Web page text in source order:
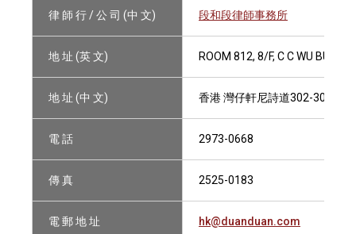
律 師 行 / 公 司 (中 文) 段和段律師事務所
地 址 (英 文) ROOM 812, 8/F, C C WU
地 址 (中 文) 香港 灣仔軒尼詩道302-308號
電 話 2973-0668
傳 真 2525-0183
電 郵 地 址 hk@duanduan.com